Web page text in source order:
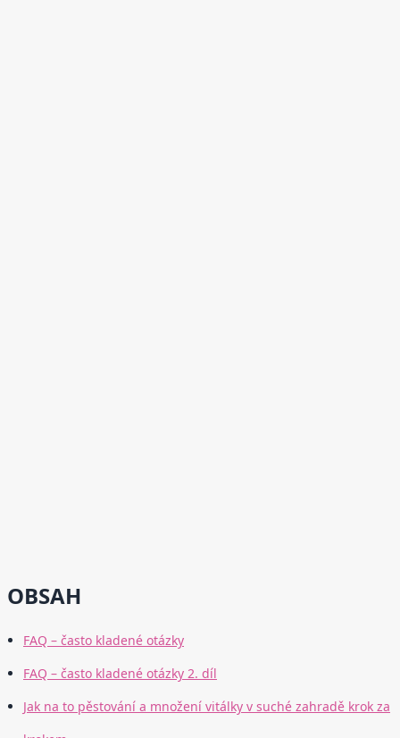
OBSAH
FAQ – často kladené otázky
FAQ – často kladené otázky 2. díl
Jak na to pěstování a množení vitálky v suché zahradě krok za